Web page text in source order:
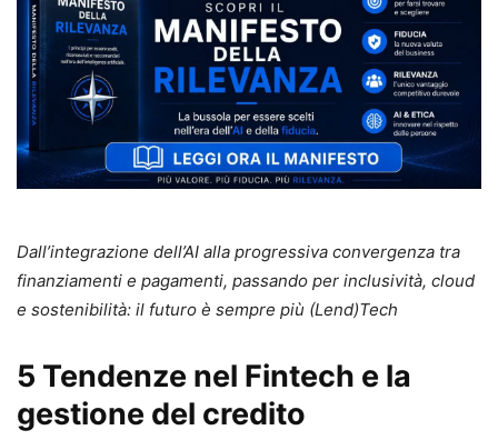
Dall’integrazione dell’AI alla progressiva convergenza tra
finanziamenti e pagamenti, passando per inclusività, cloud
e sostenibilità: il futuro è sempre più (Lend)Tech
5 Tendenze nel Fintech e la
gestione del credito